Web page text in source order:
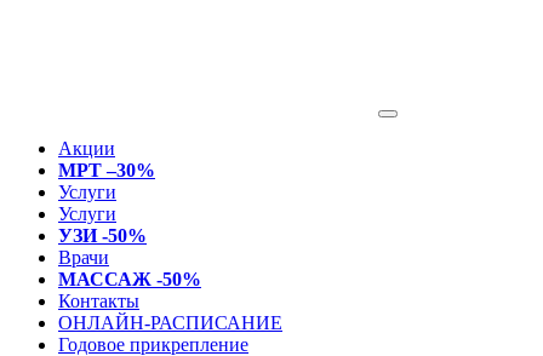
Акции
МРТ –30%
Услуги
Услуги
УЗИ -50%
Врачи
МАССАЖ -50%
Контакты
ОНЛАЙН-РАСПИСАНИЕ
Годовое прикрепление